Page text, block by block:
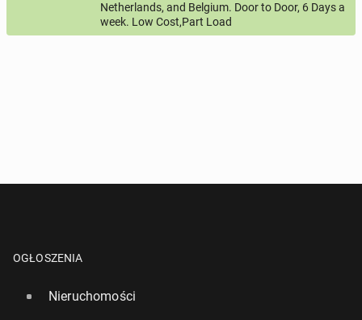
Netherlands, and Belgium. Door to Door, 6 Days a
week. Low Cost,Part Load
OGŁOSZENIA
Nieruchomości